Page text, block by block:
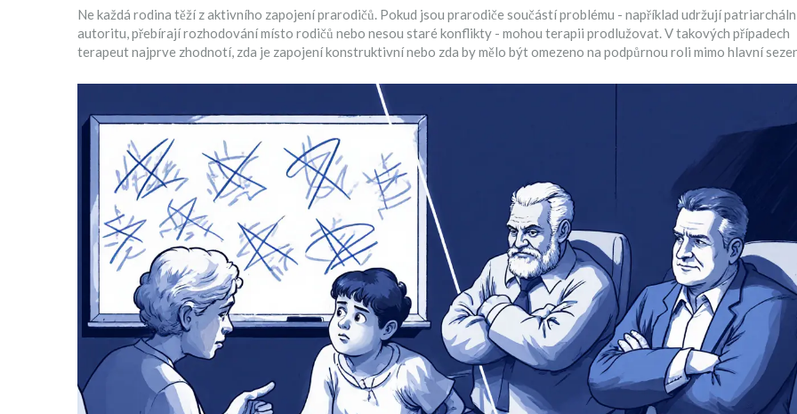
Ne každá rodina těží z aktivního zapojení prarodičů. Pokud jsou prarodiče součástí problému - například udržují
autoritu, přebírají rozhodování místo rodičů nebo nesou staré konflikty - mohou terapii prodlužovat. V takových případech
terapeut najprve zhodnotí, zda je zapojení konstruktivní nebo zda by mělo být omezeno na podpůrnou roli mimo hlavní